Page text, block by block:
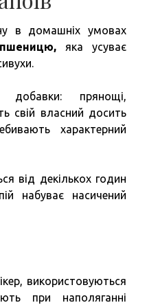
в домашніх умовах
пшеницю, яка усуває
добавки: прянощі,
свій власний досить
характерний
від декількох годин
набуває насичений
використовуються
при наполяганні